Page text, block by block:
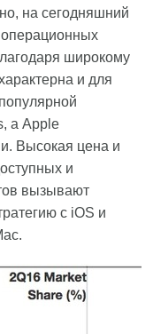
на сегодняшний
широкому
и для
а Apple
Высокая цена и
и
вызывают
с iOS и